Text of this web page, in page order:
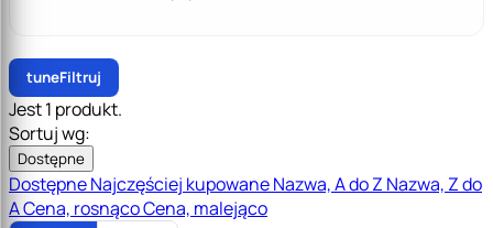
tuneFiltruj
Jest 1 produkt.
Sortuj wg:
Dostępne
DostępneNajczęściej kupowaneNazwa, A do Z Nazwa, Z do
ACena, rosnącoCena, malejąco